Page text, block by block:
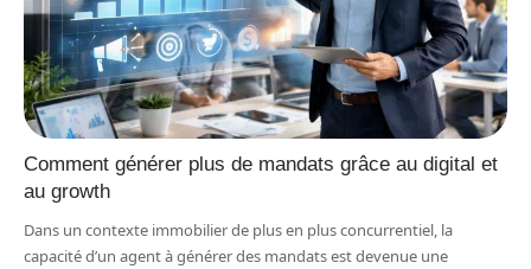
Comment générer plus de mandats grâce au digital et
au growth
Dans un contexte immobilier de plus en plus concurrentiel, la
capacité d’un agent à générer des mandats est devenue une